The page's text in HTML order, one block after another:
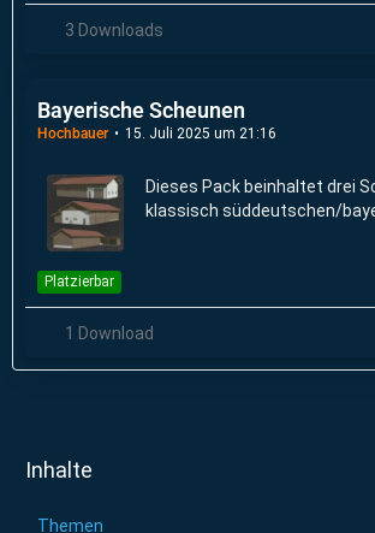
3 Downloads
Bayerische Scheunen
Hochbauer 15. Juli 2025 um 21:16
Dieses Pack beinhaltet drei
klassisch süddeutschen/
Platzierbar
1 Download
Inhalte
Themen